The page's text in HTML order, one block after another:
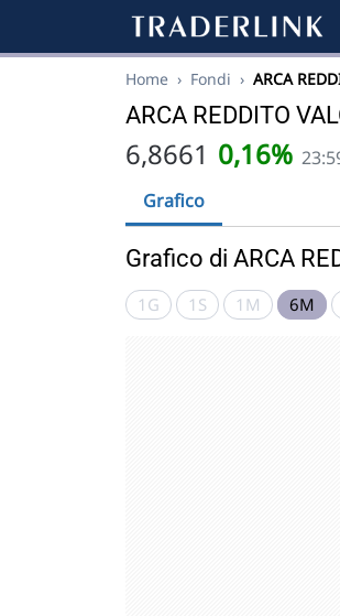
Home › Fondi › ARCA
ARCA REDDITO
6,8661 0,16%
Grafico
Grafico di ARCA
1G 1S 1M 6M